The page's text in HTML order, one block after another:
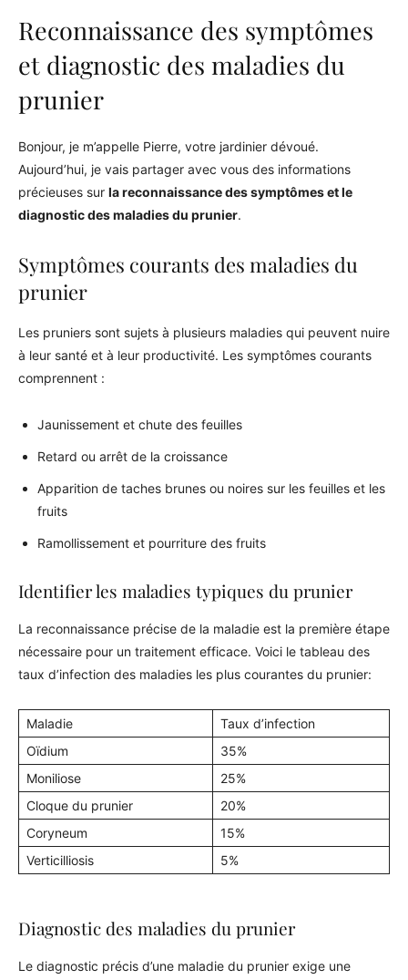
Reconnaissance des symptômes
et diagnostic des maladies du
prunier
Bonjour, je m’appelle Pierre, votre jardinier dévoué.
Aujourd’hui, je vais partager avec vous des informations
précieuses sur la reconnaissance des symptômes et le
diagnostic des maladies du prunier.
Symptômes courants des maladies du
prunier
Les pruniers sont sujets à plusieurs maladies qui peuvent nuire
à leur santé et à leur productivité. Les symptômes courants
comprennent :
Jaunissement et chute des feuilles
Retard ou arrêt de la croissance
Apparition de taches brunes ou noires sur les feuilles et les
fruits
Ramollissement et pourriture des fruits
Identifier les maladies typiques du prunier
La reconnaissance précise de la maladie est la première étape
nécessaire pour un traitement efficace. Voici le tableau des
taux d’infection des maladies les plus courantes du prunier:
Maladie
Taux d’infection
Oïdium
35%
Moniliose
25%
Cloque du prunier
20%
Coryneum
15%
Verticilliosis
5%
Diagnostic des maladies du prunier
Le diagnostic précis d’une maladie du prunier exige une